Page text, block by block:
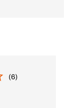
(6)